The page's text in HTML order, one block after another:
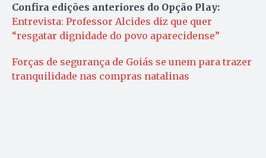
Confira edições anteriores do Opção Play:
Entrevista: Professor Alcides diz que quer
“resgatar dignidade do povo aparecidense”
Forças de segurança de Goiás se unem para trazer
tranquilidade nas compras natalinas